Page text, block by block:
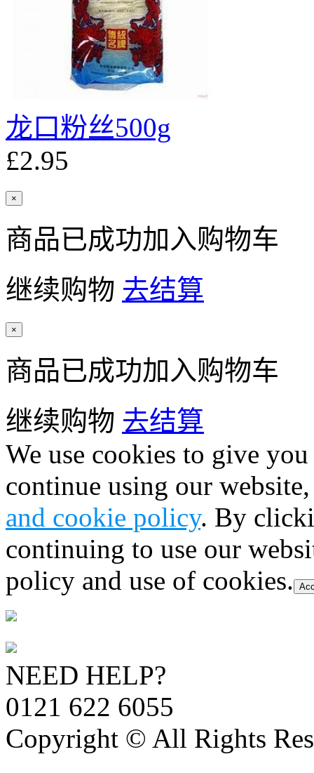
龙口粉丝500g
£2.95
×
商品已成功加入购物车
继续购物 去结算
×
商品已成功加入购物车
继续购物 去结算
We use cookies to give
continue using our
and cookie policy. By
continuing to use our
policy and use of cookies.
NEED HELP?
0121 622 6055
Copyright © All Rights